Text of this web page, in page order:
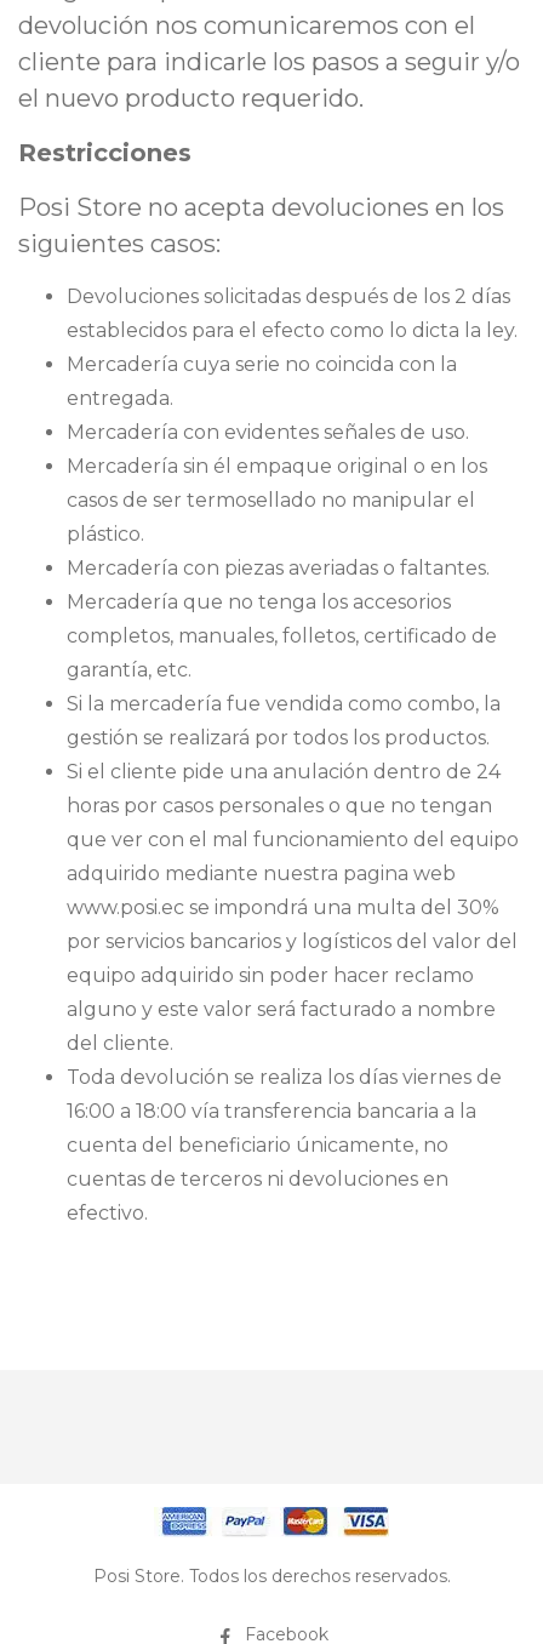
devolución nos comunicaremos con el
cliente para indicarle los pasos a seguir y/o
el nuevo producto requerido.
Restricciones
Posi Store no acepta devoluciones en los
siguientes casos:
Devoluciones solicitadas después de los 2 días
establecidos para el efecto como lo dicta la ley.
Mercadería cuya serie no coincida con la
entregada.
Mercadería con evidentes señales de uso.
Mercadería sin él empaque original o en los
casos de ser termosellado no manipular el
plástico.
Mercadería con piezas averiadas o faltantes.
Mercadería que no tenga los accesorios
completos, manuales, folletos, certificado de
garantía, etc.
Si la mercadería fue vendida como combo, la
gestión se realizará por todos los productos.
Si el cliente pide una anulación dentro de 24
horas por casos personales o que no tengan
que ver con el mal funcionamiento del equipo
adquirido mediante nuestra pagina web
www.posi.ec se impondrá una multa del 30%
por servicios bancarios y logísticos del valor del
equipo adquirido sin poder hacer reclamo
alguno y este valor será facturado a nombre
del cliente.
Toda devolución se realiza los días viernes de
16:00 a 18:00 vía transferencia bancaria a la
cuenta del beneficiario únicamente, no
cuentas de terceros ni devoluciones en
efectivo.
Posi Store. Todos los derechos reservados.
Facebook